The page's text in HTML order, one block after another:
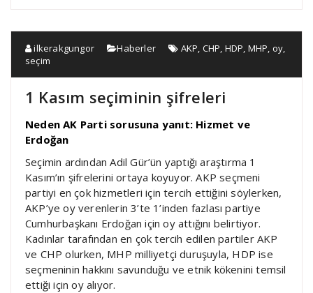
ilkerakgungor Haberler AKP, CHP, HDP, MHP, oy,
seçim
1 Kasım seçiminin şifreleri
Neden AK Parti sorusuna yanıt: Hizmet ve
Erdoğan
Seçimin ardından Adil Gür’ün yaptığı araştırma 1
Kasım’ın şifrelerini ortaya koyuyor. AKP seçmeni
partiyi en çok hizmetleri için tercih ettiğini söylerken,
AKP’ye oy verenlerin 3’te 1’inden fazlası partiye
Cumhurbaşkanı Erdoğan için oy attığını belirtiyor.
Kadınlar tarafından en çok tercih edilen partiler AKP
ve CHP olurken, MHP milliyetçi duruşuyla, HDP ise
seçmeninin hakkını savunduğu ve etnik kökenini temsil
ettiği için oy alıyor.